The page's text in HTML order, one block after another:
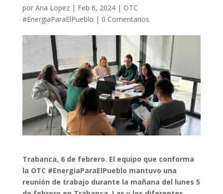
por Ana Lopez| Feb 6, 2024| OTC
#EnergiaParaElPueblo | 0 Comentarios
Trabanca, 6 de febrero. El equipo que conforma
la OTC #EnergiaParaElPueblo mantuvo una
reunión de trabajo durante la mañana del lunes 5